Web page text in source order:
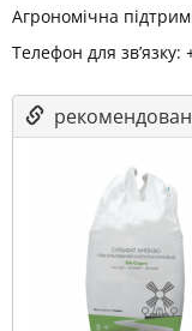
Агрономічна
Телефон для зв’язку: